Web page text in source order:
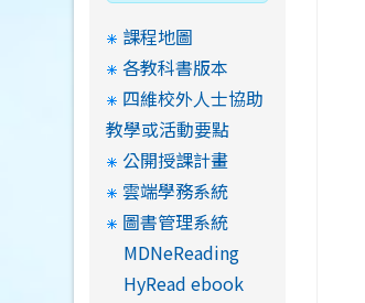
課程地圖
各教科書版本
四維校外人士協助
教學或活動要點
公開授課計畫
雲端學務系統
圖書管理系統
MDNeReading
HyRead ebook